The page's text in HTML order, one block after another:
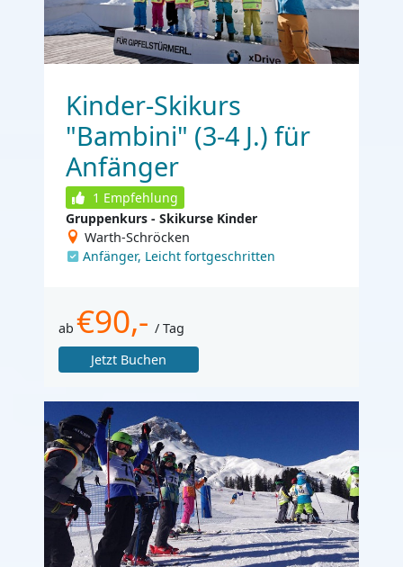
Kinder-Skikurs
"Bambini" (3-4 J.) für
Anfänger
1 Empfehlung
Gruppenkurs - Skikurse Kinder
Warth-Schröcken
Anfänger, Leicht fortgeschritten
ab €90,- / Tag
Jetzt Buchen